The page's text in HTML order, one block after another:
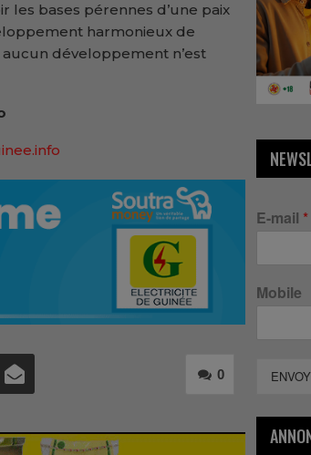
les bases pérennes d’une paix
harmonieux de
aucun développement n’est
0
E-mail *
Mobile